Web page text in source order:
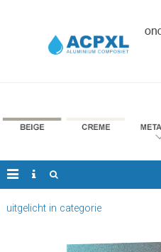
uitgelicht in categorie